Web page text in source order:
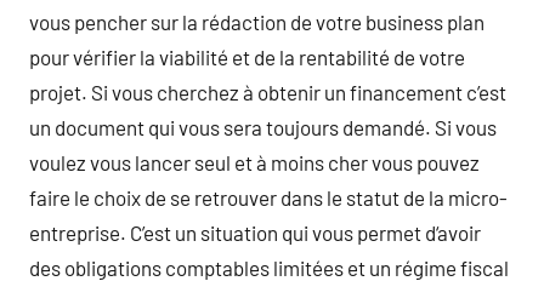
vous pencher sur la rédaction de votre business plan
pour vérifier la viabilité et de la rentabilité de votre
projet. Si vous cherchez à obtenir un financement c’est
un document qui vous sera toujours demandé. Si vous
voulez vous lancer seul et à moins cher vous pouvez
faire le choix de se retrouver dans le statut de la micro-
entreprise. C’est un situation qui vous permet d‘avoir
des obligations comptables limitées et un régime fiscal